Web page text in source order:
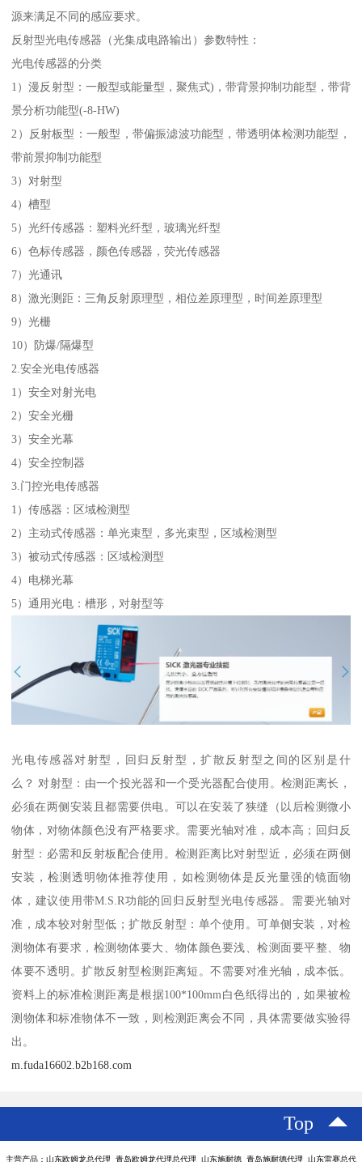
源来满足不同的感应要求。
反射型光电传感器（光集成电路输出）参数特性：
光电传感器的分类
1）漫反射型：一般型或能量型，聚焦式)，带背景抑制功能型，带背
景分析功能型(-8-HW)
2）反射板型：一般型，带偏振滤波功能型，带透明体检测功能型，
带前景抑制功能型
3）对射型
4）槽型
5）光纤传感器：塑料光纤型，玻璃光纤型
6）色标传感器，颜色传感器，荧光传感器
7）光通讯
8）激光测距：三角反射原理型，相位差原理型，时间差原理型
9）光栅
10）防爆/隔爆型
2.安全光电传感器
1）安全对射光电
2）安全光栅
3）安全光幕
4）安全控制器
3.门控光电传感器
1）传感器：区域检测型
2）主动式传感器：单光束型，多光束型，区域检测型
3）被动式传感器：区域检测型
4）电梯光幕
5）通用光电：槽形，对射型等
光电传感器对射型，回归反射型，扩散反射型之间的区别是什
么？ 对射型：由一个投光器和一个受光器配合使用。检测距离长，
必须在两侧安装且都需要供电。可以在安装了狭缝（以后检测微小
物体，对物体颜色没有严格要求。需要光轴对准，成本高；回归反
射型：必需和反射板配合使用。检测距离比对射型近，必须在两侧
安装，检测透明物体推荐使用，如检测物体是反光量强的镜面物
体，建议使用带M.S.R功能的回归反射型光电传感器。需要光轴对
准，成本较对射型低；扩散反射型：单个使用。可单侧安装，对检
测物体有要求，检测物体要大、物体颜色要浅、检测面要平整、物
体要不透明。扩散反射型检测距离短。不需要对准光轴，成本低。
资料上的标准检测距离是根据100*100mm白色纸得出的，如果被检
测物体和标准物体不一致，则检测距离会不同，具体需要做实验得
出。
m.fuda16602.b2b168.com
Top
主营产品：山东欧姆龙总代理 青岛欧姆龙代理总代理 山东施耐德 青岛施耐德代理 山东雷赛总代